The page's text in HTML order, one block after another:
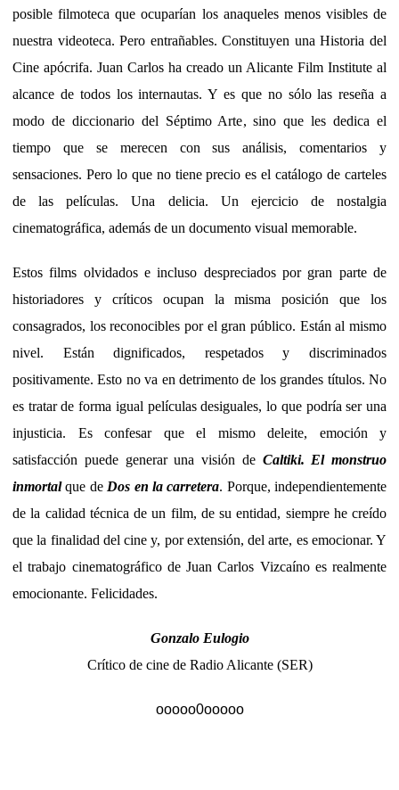
posible filmoteca que ocuparían los anaqueles menos visibles de
nuestra videoteca. Pero entrañables. Constituyen una Historia del
Cine apócrifa. Juan Carlos ha creado un Alicante Film Institute al
alcance de todos los internautas. Y es que no sólo las reseña a
modo de diccionario del Séptimo Arte, sino que les dedica el
tiempo que se merecen con sus análisis, comentarios y
sensaciones. Pero lo que no tiene precio es el catálogo de carteles
de las películas. Una delicia. Un ejercicio de nostalgia
cinematográfica, además de un documento visual memorable.
Estos films olvidados e incluso despreciados por gran parte de
historiadores y críticos ocupan la misma posición que los
consagrados, los reconocibles por el gran público. Están al mismo
nivel. Están dignificados, respetados y discriminados
positivamente. Esto no va en detrimento de los grandes títulos. No
es tratar de forma igual películas desiguales, lo que podría ser una
injusticia. Es confesar que el mismo deleite, emoción y
satisfacción puede generar una visión de Caltiki. El monstruo
inmortalque de Dos en la carretera. Porque, independientemente
de la calidad técnica de un film, de su entidad, siempre he creído
que la finalidad del cine y, por extensión, del arte, es emocionar. Y
el trabajo cinematográfico de Juan Carlos Vizcaíno es realmente
emocionante. Felicidades.
Gonzalo Eulogio
Crítico de cine de Radio Alicante (SER)
ooooo0ooooo